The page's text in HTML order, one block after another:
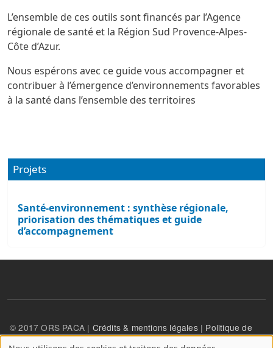
L’ensemble de ces outils sont financés par l’Agence
régionale de santé et la Région Sud Provence-Alpes-
Côte d’Azur.
Nous espérons avec ce guide vous accompagner et
contribuer à l’émergence d’environnements favorables
à la santé dans l’ensemble des territoires
Projets
Santé-environnement : synthèse régionale,
priorisation des thématiques et guide
d’accompagnement
© 2017 ORS PACA | Crédits & mentions légales| Politique de
confidentialité